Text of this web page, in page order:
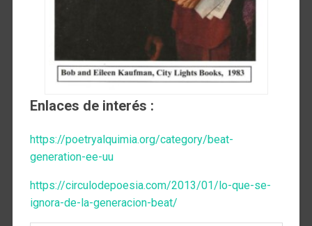
Enlaces de interés :
https://poetryalquimia.org/category/beat-
generation-ee-uu
https://circulodepoesia.com/2013/01/lo-que-se-
ignora-de-la-generacion-beat/